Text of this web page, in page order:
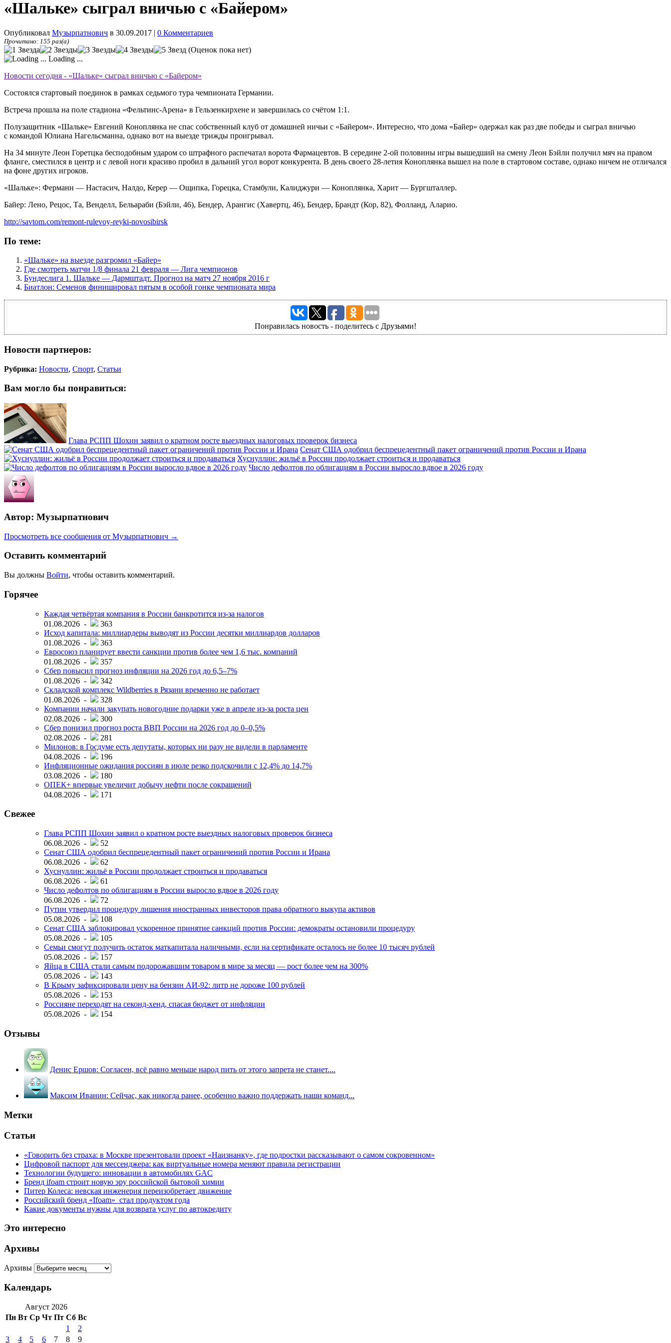
«Шальке» сыграл вничью с «Байером»
Опубликовал Музырпатнович в 30.09.2017 | 0 Комментариев
Прочитано: 155 раз(а)
(Оценок пока нет)
Loading ...
Новости сегодня - «Шальке» сыграл вничью с «Байером»
Состоялся стартовый поединок в рамках седьмого тура чемпионата Германии.
Встреча прошла на поле стадиона «Фельтинс-Арена» в Гельзенкирхене и завершилась со счётом 1:1.
Полузащитник «Шальке» Евгений Коноплянка не спас собственный клуб от домашней ничьи с «Байером». Интересно, что дома «Байер» одержал как раз две победы и сыграл вничью
с командой Юлиана Нагельсманна, однако вот на выезде трижды проигрывал.
На 34 минуте Леон Горетцка бесподобным ударом со штрафного распечатал ворота Фармацевтов. В середине 2-ой половины игры вышедший на смену Леон Бэйли получил мяч на правом
фланге, сместился в центр и с левой ноги красиво пробил в дальний угол ворот конкурента. В день своего 28-летия Коноплянка вышел на поле в стартовом составе, однако ничем не отличался
на фоне других игроков.
«Шальке»: Ферманн — Настасич, Налдо, Керер — Ощипка, Горецка, Стамбули, Калиджури — Коноплянка, Харит — Бургшталлер.
Байер: Лено, Рецос, Та, Венделл, Бельараби (Бэйли, 46), Бендер, Арангис (Хавертц, 46), Бендер, Брандт (Кор, 82), Фолланд, Аларио.
http://savtom.com/remont-rulevoy-reyki-novosibirsk
По теме:
«Шальке» на выезде разгромил «Байер»
Где смотреть матчи 1/8 финала 21 февраля — Лига чемпионов
Бундеслига 1. Шальке — Дармштадт. Прогноз на матч 27 ноября 2016 г
Биатлон: Семенов финишировал пятым в особой гонке чемпионата мира
Понравилась новость - поделитесь с Друзьями!
Новости партнеров:
Рубрика: Новости, Спорт, Статьи
Вам могло бы понравиться:
Глава РСПП Шохин заявил о кратном росте выездных налоговых проверок бизнеса
Сенат США одобрил беспрецедентный пакет ограничений против России и Ирана
Хуснуллин: жильё в России продолжает строиться и продаваться
Число дефолтов по облигациям в России выросло вдвое в 2026 году
Автор: Музырпатнович
Просмотреть все сообщения от Музырпатнович →
Оставить комментарий
Вы должны Войти, чтобы оставить комментарий.
Горячее
Каждая четвёртая компания в России банкротится из-за налогов
01.08.2026 -
363
Исход капитала: миллиардеры выводят из России десятки миллиардов долларов
01.08.2026 -
363
Евросоюз планирует ввести санкции против более чем 1,6 тыс. компаний
01.08.2026 -
357
Сбер повысил прогноз инфляции на 2026 год до 6,5–7%
01.08.2026 -
342
Складской комплекс Wildberries в Рязани временно не работает
01.08.2026 -
328
Компании начали закупать новогодние подарки уже в апреле из-за роста цен
02.08.2026 -
300
Сбер понизил прогноз роста ВВП России на 2026 год до 0–0,5%
02.08.2026 -
281
Милонов: в Госдуме есть депутаты, которых ни разу не видели в парламенте
04.08.2026 -
196
Инфляционные ожидания россиян в июле резко подскочили с 12,4% до 14,7%
03.08.2026 -
180
ОПЕК+ впервые увеличит добычу нефти после сокращений
04.08.2026 -
171
Свежее
Глава РСПП Шохин заявил о кратном росте выездных налоговых проверок бизнеса
06.08.2026 -
52
Сенат США одобрил беспрецедентный пакет ограничений против России и Ирана
06.08.2026 -
62
Хуснуллин: жильё в России продолжает строиться и продаваться
06.08.2026 -
61
Число дефолтов по облигациям в России выросло вдвое в 2026 году
06.08.2026 -
72
Путин утвердил процедуру лишения иностранных инвесторов права обратного выкупа активов
05.08.2026 -
108
Сенат США заблокировал ускоренное принятие санкций против России: демократы остановили процедуру
05.08.2026 -
105
Семьи смогут получить остаток маткапитала наличными, если на сертификате осталось не более 10 тысяч рублей
05.08.2026 -
157
Яйца в США стали самым подорожавшим товаром в мире за месяц — рост более чем на 300%
05.08.2026 -
143
В Крыму зафиксировали цену на бензин АИ-92: литр не дороже 100 рублей
05.08.2026 -
153
Россияне переходят на секонд-хенд, спасая бюджет от инфляции
05.08.2026 -
154
Отзывы
Денис Ершов: Согласен, всё равно меньше народ пить от этого запрета не станет....
Максим Иванин: Сейчас, как никогда ранее, особенно важно поддержать наши команд...
Метки
Статьи
«Говорить без страха: в Москве презентовали проект «Наизнанку», где подростки рассказывают о самом сокровенном»
Цифровой паспорт для мессенджера: как виртуальные номера меняют правила регистрации
Технологии будущего: инновации в автомобилях GAC
Бренд ifoam строит новую эру российской бытовой химии
Питер Колеса: невская инженерия переизобретает движение
Российский бренд «Ifoam» стал продуктом года
Какие документы нужны для возврата услуг по автокредиту
Это интересно
Архивы
Архивы
Календарь
Август 2026
Пн Вт Ср Чт Пт Сб Вс
1
2
3
4 5 6 7 8 9